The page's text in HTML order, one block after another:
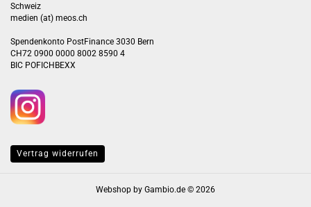
Schweiz
medien (at) meos.ch
Spendenkonto PostFinance 3030 Bern
CH72 0900 0000 8002 8590 4
BIC POFICHBEXX
Vertrag widerrufen
Webshop by Gambio.de © 2026